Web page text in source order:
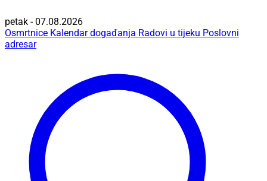
petak - 07.08.2026
Osmrtnice Kalendar događanja Radovi u tijeku Poslovni
adresar